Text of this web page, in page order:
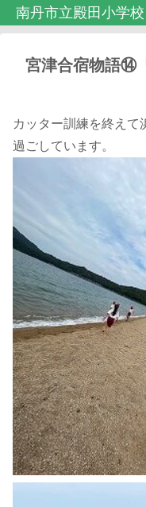
南丹市立殿田小学校
宮津合宿物語⑭
カッター訓練を終えて
過ごしています。